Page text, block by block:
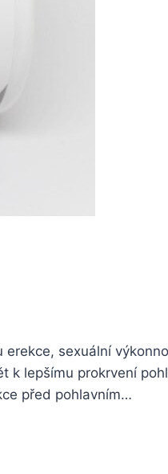
sexuální
lepšímu prokrvení
před pohlavním…